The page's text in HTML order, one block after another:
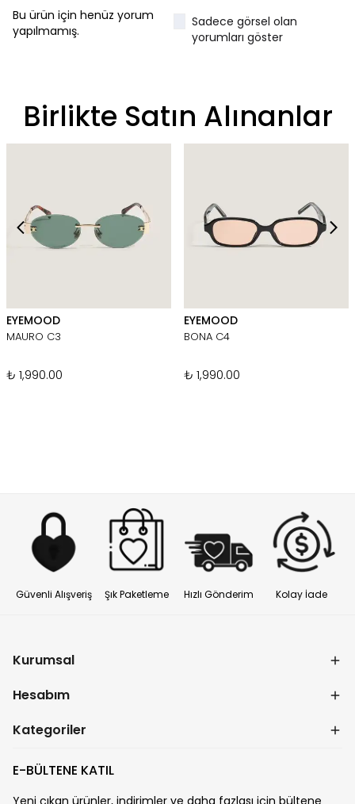
Bu ürün için henüz yorum
yapılmamış.
Sadece görsel olan
yorumları göster
Birlikte Satın Alınanlar
EYEMOOD
MAURO C3
₺ 1,990.00
EYEMOOD
BONA C4
₺ 1,990.00
Güvenli Alışveriş Şık Paketleme Hızlı Gönderim Kolay İade
Kurumsal
Hesabım
Kategoriler
E-BÜLTENE KATIL